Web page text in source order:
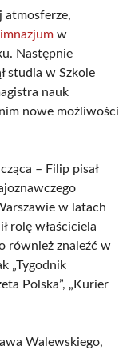
atmosferze,
w
Następnie
studia w Szkole
nauk
nowe możliwości
– Filip pisał
w latach
rolę właściciela
również znaleźć w
„Tygodnik
Polska”, „Kurier
Walewskiego,